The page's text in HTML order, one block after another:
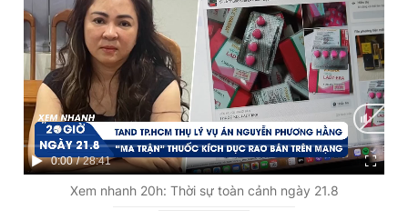
C
0:00 / D
u
28:41
Xem nhanh 20h: Thời sự toàn cảnh ngày 21.8